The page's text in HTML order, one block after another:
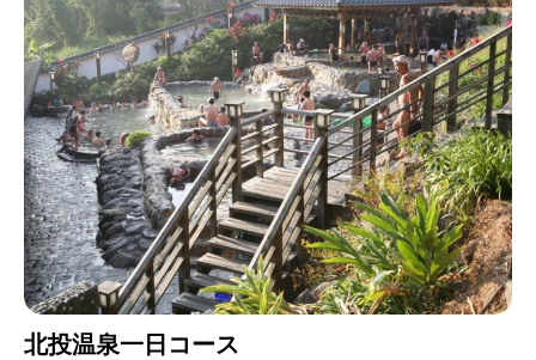
北投温泉一日コース